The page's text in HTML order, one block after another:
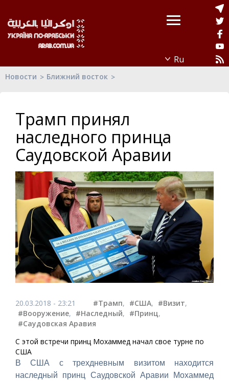
Новости Ближний восток
Трамп принял
наследного принца
Саудовской Аравии
20.03.2018 - 23:21 #Трамп, #США, #Визит,
#Вооружение, #Наследный, #Принц,
#Саудовская Аравия
С этой встречи принц Мохаммед начал свое турне по
США
В США с трехдневным визитом находится
наследный принц Саудовской Аравии Мохаммед